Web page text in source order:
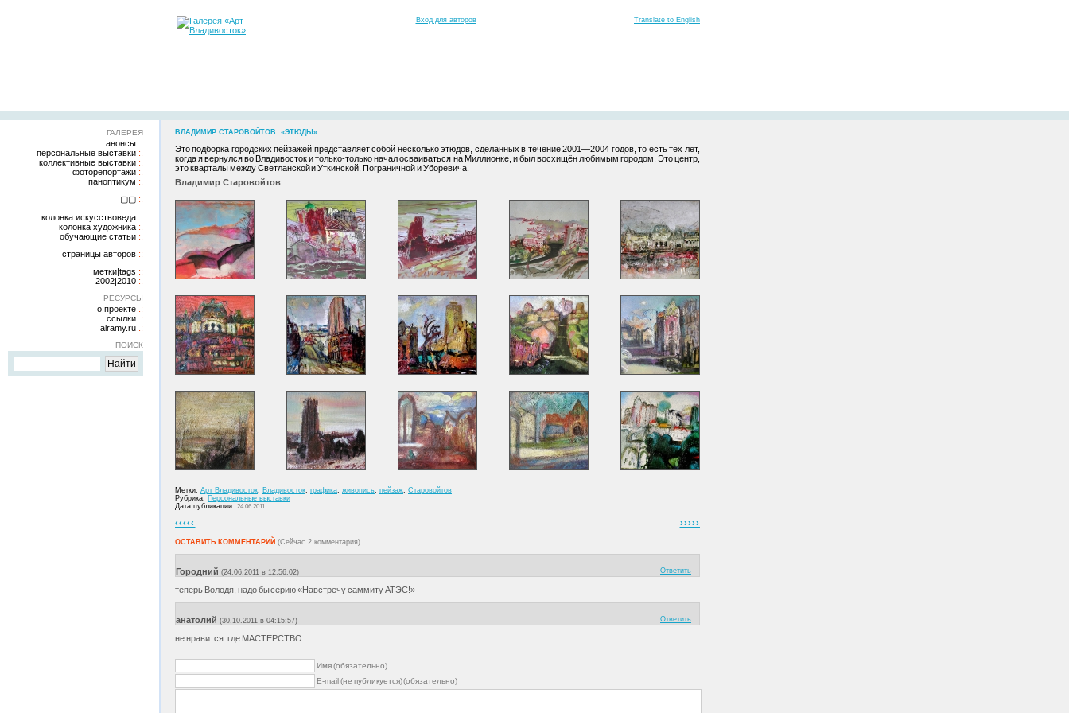
Вход для авторов Translate to English
ГАЛЕРЕЯ
анонсы
персональные выставки
коллективные выставки
фоторепортажи
паноптикум
▢▢
колонка искусствоведа
колонка художника
обучающие статьи
страницы авторов
метки|tags
2002|2010
РЕСУРСЫ
о проекте
ссылки
alramy.ru
ПОИСК
ВЛАДИМИР СТАРОВОЙТОВ. «ЭТЮДЫ»
Это подборка городских пейзажей представляет собой несколько этюдов, сделанных в течение 2001—2004 годов, то есть тех лет,
когда я вернулся во Владивосток и только-только начал осваиваться на Миллионке, и был восхищён любимым городом. Это центр,
это кварталы между Светланской и Уткинской, Пограничной и Уборевича.
Владимир Старовойтов
Метки: Арт Владивосток, Владивосток, графика, живопись, пейзаж, Старовойтов
Рубрика: Персональные выставки
Дата публикации: 24.06.2011
‹‹‹‹‹ ›››››
ОСТАВИТЬ КОММЕНТАРИЙ (Сейчас 2 комментария)
Городний (24.06.2011 в 12:56:02) Ответить
теперь Володя, надо бы серию «Навстречу саммиту АТЭС!»
анатолий (30.10.2011 в 04:15:57) Ответить
не нравится. где МАСТЕРСТВО
Имя (обязательно)
E-mail (не публикуется) (обязательно)